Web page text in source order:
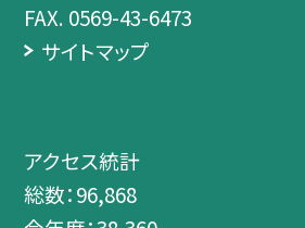
FAX. 0569-43-6473
サイトマップ
アクセス統計
総数：96,868